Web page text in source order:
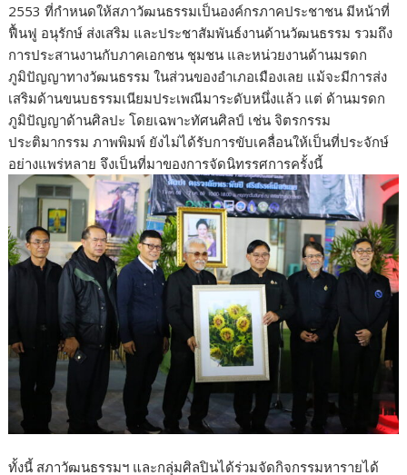
2553 ที่กำหนดให้สภาวัฒนธรรมเป็นองค์กรภาคประชาชน มีหน้าที่
ฟื้นฟู อนุรักษ์ ส่งเสริม และประชาสัมพันธ์งานด้านวัฒนธรรม รวมถึง
การประสานงานกับภาคเอกชน ชุมชน และหน่วยงานด้านมรดก
ภูมิปัญญาทางวัฒนธรรม ในส่วนของอำเภอเมืองเลย แม้จะมีการส่ง
เสริมด้านขนบธรรมเนียมประเพณีมาระดับหนึ่งแล้ว แต่ ด้านมรดก
ภูมิปัญญาด้านศิลปะ โดยเฉพาะทัศนศิลป์ เช่น จิตรกรรม
ประติมากรรม ภาพพิมพ์ ยังไม่ได้รับการขับเคลื่อนให้เป็นที่ประจักษ์
อย่างแพร่หลาย จึงเป็นที่มาของการจัดนิทรรศการครั้งนี้
ทั้งนี้ สภาวัฒนธรรมฯ และกลุ่มศิลปินได้ร่วมจัดกิจกรรมหารายได้